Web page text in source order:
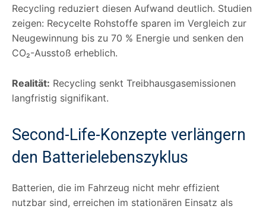
Recycling reduziert diesen Aufwand deutlich. Studien
zeigen: Recycelte Rohstoffe sparen im Vergleich zur
Neugewinnung bis zu 70 % Energie und senken den
CO₂-Ausstoß erheblich.
Realität: Recycling senkt Treibhausgasemissionen
langfristig signifikant.
Second-Life-Konzepte verlängern
den Batterielebenszyklus
Batterien, die im Fahrzeug nicht mehr effizient
nutzbar sind, erreichen im stationären Einsatz als